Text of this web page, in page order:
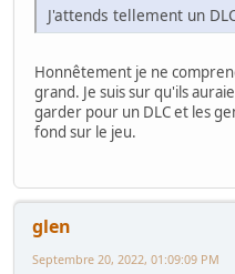
J'attends tellement un
Honnêtement je ne
grand. Je suis sur qu'ils
garder pour un DLC et les
fond sur le jeu.
glen
Septembre 20, 2022, 01:09:09 PM